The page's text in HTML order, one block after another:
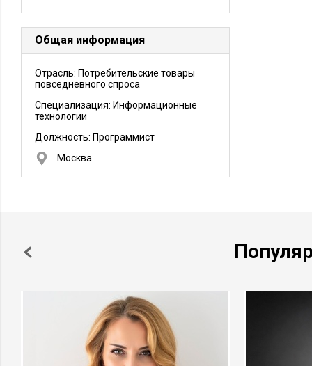
Общая информация
Отрасль: Потребительские товары
повседневного спроса
Специализация: Информационные
технологии
Должность: Программист
Москва